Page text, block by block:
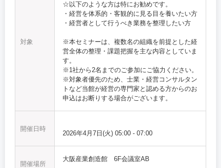
対象
☆以下のような方は特にお勧めです。
・経営を体系的・客観的に見る目を養いたい方
・経営者として行うべき業務を整理したい方
※本セミナーは、複数名の組織を前提とした経
営全体の整理・課題把握を主な内容としていま
す。
※1社から2名までのご参加にご協力ください。
※対象者優先のため、士業・経営コンサルタン
トなど当館が経営の専門家と認める方からのお
申込はお断りする場合がございます。
開催日時
2026年4月7日(火) 05:00 - 07:00
開催場所
大阪産業創造館 6F会議室AB